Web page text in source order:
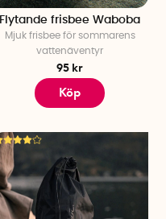
Flytande frisbee Waboba
Mjuk frisbee för sommarens
vattenäventyr
95 kr
Köp